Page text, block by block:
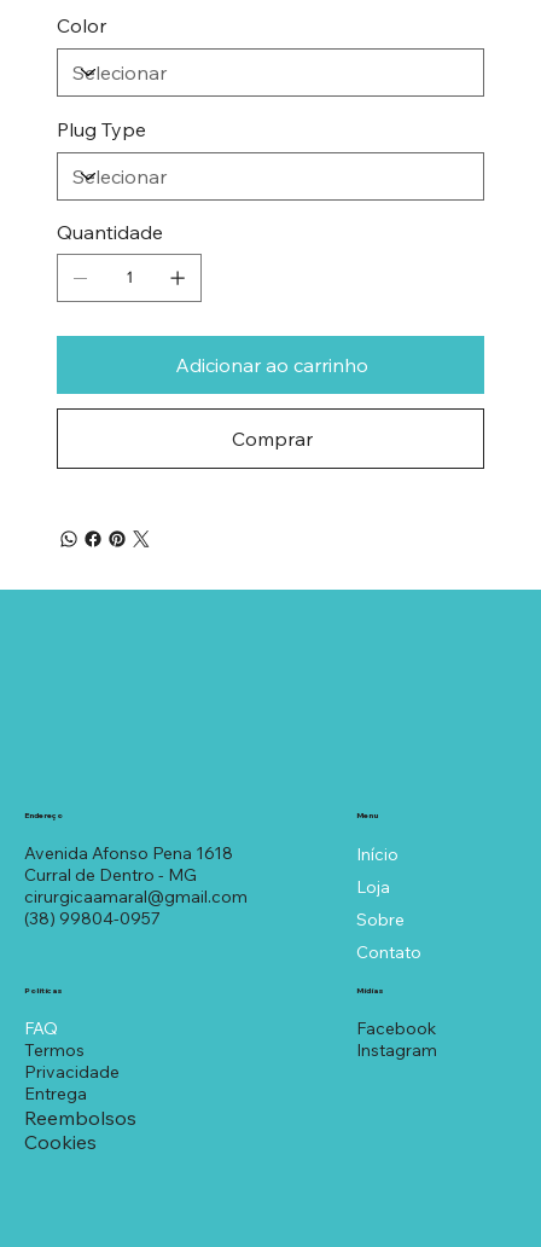
Color
Plug Type
Quantidade
Adicionar ao carrinho
Comprar
Avenida Afonso Pena 1618
Curral de Dentro - MG
cirurgicaamaral@gmail.com
(38) 99804-0957
Endereço Menu
Início
Loja
Sobre
Contato
FAQ
Termos
Privacidade
Entrega
Reembolsos
Cookies
Políticas
Facebook
Instagram
Mídias